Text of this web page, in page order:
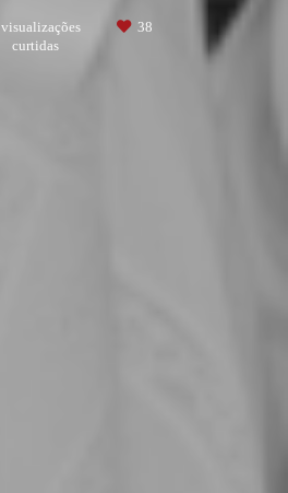
visualizações
38
curtidas